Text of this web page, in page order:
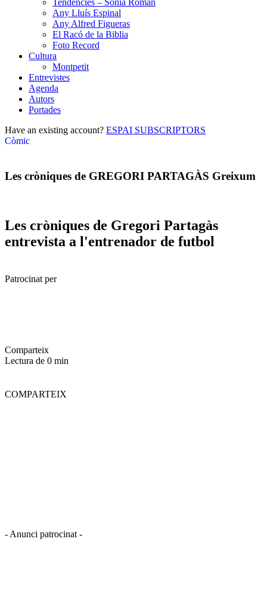
Tendències – Sònia Roman
Any Lluís Espinal
Any Alfred Figueras
El Racó de la Biblia
Foto Record
Cultura
Montpetit
Entrevistes
Agenda
Autors
Portades
Have an existing account? ESPAI SUBSCRIPTORS
Còmic
Les cròniques de GREGORI PARTAGÀS Greixum
Les cròniques de Gregori Partagàs
entrevista a l'entrenador de futbol
Patrocinat per
Comparteix
Lectura de 0 min
COMPARTEIX
- Anunci patrocinat -